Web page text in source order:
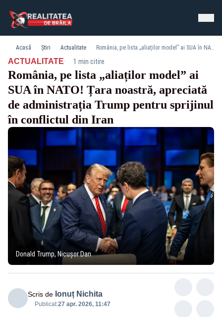
Acasă Știri Actualitate România, pe lista „aliaților model” ai SUA în NATO! Țara noastră, apreciată de administrația Trump pentru sprijinul în conflictul din Iran
ACTUALITATE· 1 min citire
România, pe lista „aliaților model” ai
SUA în NATO! Țara noastră, apreciată
de administrația Trump pentru sprijinul
în conflictul din Iran
Donald Trump, Nicușor Dan
Scris de Ionuț Nichita
Publicat:27 apr. 2026, 11:47